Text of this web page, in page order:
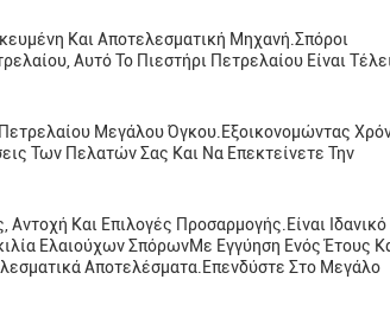
Και Αποτελεσματική Μηχανή.σπόροι
Αυτό Το Πιεστήρι Πετρελαίου Είναι
Μεγάλου Όγκου.εξοικονομώντας
Των Πελατών Σας Και Να Επεκτείνετε Την
Και Επιλογές Προσαρμογής.Είναι Ιδανικό
Ελαιούχων ΣπόρωνΜε Εγγύηση Ενός Έτους
Αποτελέσματα.Επενδύστε Στο Μεγάλο